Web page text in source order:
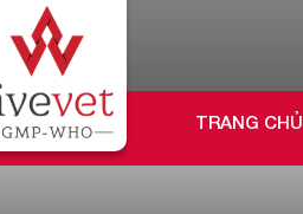
TRANG CHỦ